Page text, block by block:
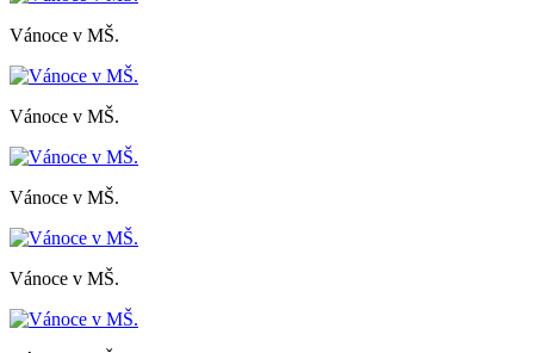
Vánoce v MŠ.
Vánoce v MŠ.
Vánoce v MŠ.
Vánoce v MŠ.